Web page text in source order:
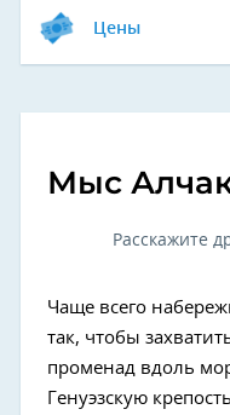
Цены
Мыс
Расскажите
Чаще всего
так, чтобы
променад вдоль
Генуэзскую